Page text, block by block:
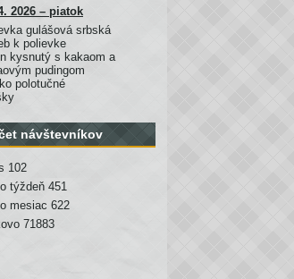
2026 – piatok
gulášová srbská
k polievke
kysnutý s kakaom a
pudingom
polotučné
návštevníkov
102
týždeň 451
mesiac 622
71883